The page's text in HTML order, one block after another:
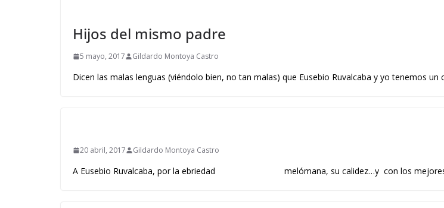
Hijos del mismo padre
5 mayo, 2017 Gildardo Montoya Castro
Dicen las malas lenguas (viéndolo bien, no tan malas) que Eusebio Ruvalcaba y yo tenemos un
20 abril, 2017 Gildardo Montoya Castro
A Eusebio Ruvalcaba, por la ebriedad melómana, su calidez…y con los